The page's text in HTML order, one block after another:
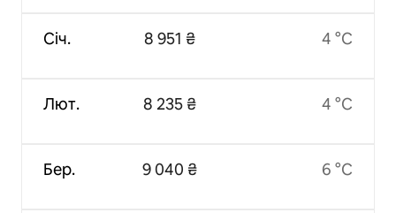
Січ.
Лют.
Бер.
8 951 ₴
8 235 ₴
9 040 ₴
4 °C
4 °C
6 °C